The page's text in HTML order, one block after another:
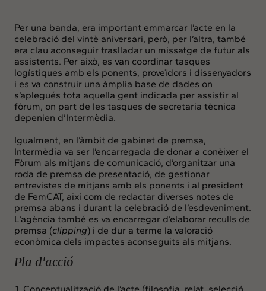
Per una banda, era important emmarcar l’acte en la
celebració del vintè aniversari, però, per l’altra, també
era clau aconseguir traslladar un missatge de futur als
assistents. Per això, es van coordinar tasques
logístiques amb els ponents, proveïdors i dissenyadors
i es va construir una àmplia base de dades on
s’aplegués tota aquella gent indicada per assistir al
fòrum, on part de les tasques de secretaria tècnica
depenien d’Intermèdia.
Igualment, en l’àmbit de gabinet de premsa,
Intermèdia va ser l’encarregada de donar a conèixer el
Fòrum als mitjans de comunicació, d’organitzar una
roda de premsa de presentació, de gestionar
entrevistes de mitjans amb els ponents i al president
de FemCAT, així com de redactar diverses notes de
premsa abans i durant la celebració de l’esdeveniment.
L’agència també es va encarregar d’elaborar reculls de
premsa (clipping) i de dur a terme la valoració
econòmica dels impactes aconseguits als mitjans.
Pla d'acció
Conceptualització de l’acte (filosofia, relat, selecció